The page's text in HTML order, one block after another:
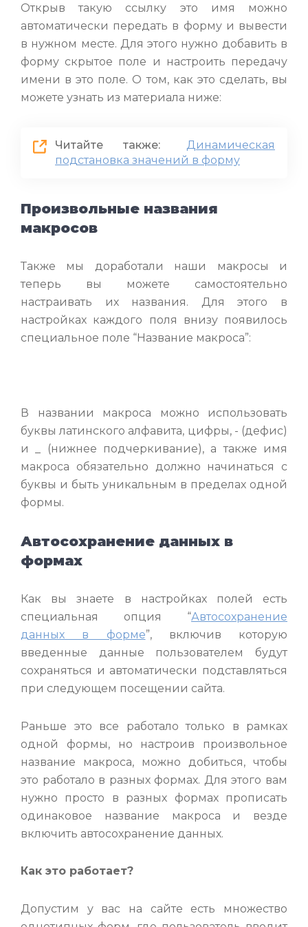
Открыв такую ссылку это имя можно
автоматически передать в форму и вывести
в нужном месте. Для этого нужно добавить в
форму скрытое поле и настроить передачу
имени в это поле. О том, как это сделать, вы
можете узнать из материала ниже:
Читайте также:
Динамическая
подстановка значений в форму
Произвольные названия
макросов
Также мы доработали наши макросы и
теперь вы можете самостоятельно
настраивать их названия. Для этого в
настройках каждого поля внизу появилось
специальное поле “Название макроса”:
В названии макроса можно использовать
буквы латинского алфавита, цифры, - (дефис)
и _ (нижнее подчеркивание), а также имя
макроса обязательно должно начинаться с
буквы и быть уникальным в пределах одной
формы.
Автосохранение данных в
формах
Как вы знаете в настройках полей есть
специальная опция “Автосохранение
данных в форме”, включив которую
введенные данные пользователем будут
сохраняться и автоматически подставляться
при следующем посещении сайта.
Раньше это все работало только в рамках
одной формы, но настроив произвольное
название макроса, можно добиться, чтобы
это работало в разных формах. Для этого вам
нужно просто в разных формах прописать
одинаковое название макроса и везде
включить автосохранение данных.
Как это работает?
Допустим у вас на сайте есть множество